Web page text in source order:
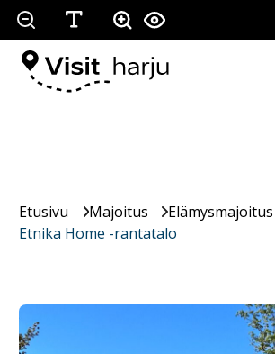
Etusivu Majoitus
Elämysmajoitus
Etnika Home -rantatalo